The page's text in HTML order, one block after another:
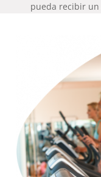
pueda recibir un